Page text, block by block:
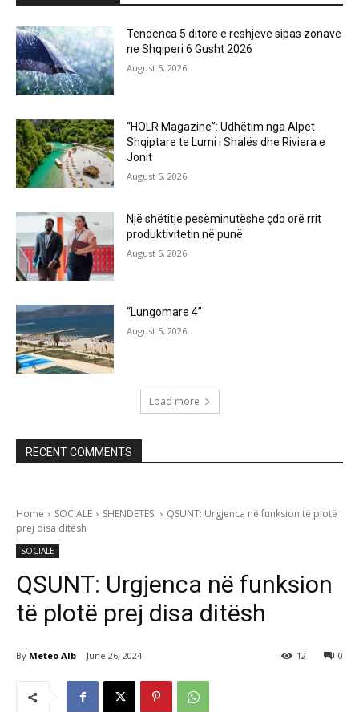
Tendenca 5 ditore e reshjeve sipas zonave
ne Shqiperi 6 Gusht 2026
August 5, 2026
“HOLR Magazine”: Udhëtim nga Alpet
Shqiptare te Lumi i Shalës dhe Riviera e
Jonit
August 5, 2026
Një shëtitje pesëminutëshe çdo orë rrit
produktivitetin në punë
August 5, 2026
“Lungomare 4”
August 5, 2026
Load more
RECENT COMMENTS